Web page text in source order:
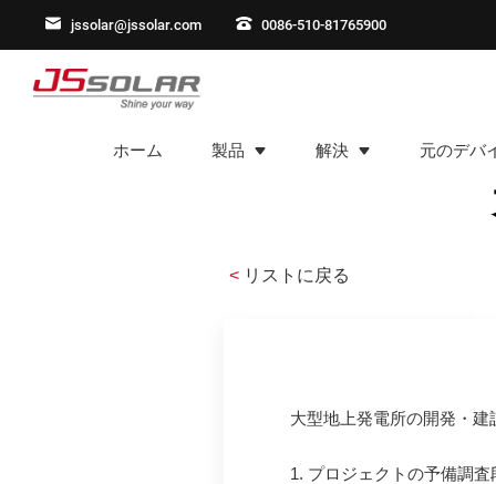
jssolar@jssolar.com 0086-510-81765900
ホーム 製品 解決 元のデバ
< リストに戻る
大型地上発電所の開発・建
1. プロジェクトの予備調査